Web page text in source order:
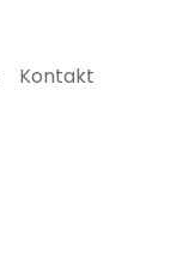
Kontakt